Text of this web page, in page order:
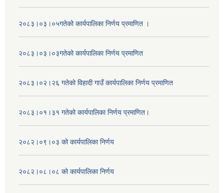
२०८३।०३।०५गतेको कार्यपालिका निर्णय प्रमाणित ।
२०८३।०३।०३गतेको कार्यपालिका निर्णय प्रमाणित
२०८३।०२।२६ गतेको विहादी गाउँ कार्यपालिका निर्णय प्रमाणित
२०८३।०१।३१ गतेको कार्यपालिका निर्णय प्रमाणित।
२०८२।०९।०३ को कार्यपालिका निर्णय
२०८२।०८।०८ को कार्यपालिका निर्णय